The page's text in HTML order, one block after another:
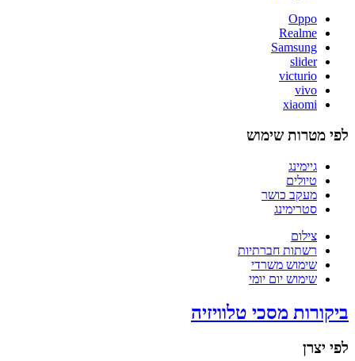
Oppo
Realme
Samsung
slider
victurio
vivo
xiaomi
לפי מטרות שימוש
גיימינג
טיולים
מעקב כושר
סטרימינג
צילום
רשתות חברתיות
שימוש משרדי
שימוש יום יומי
ביקורות מסכי טלוויזיה
לפי יצרן